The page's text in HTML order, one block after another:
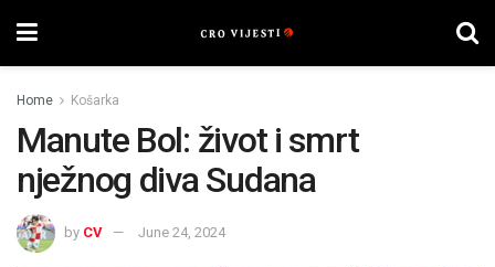
Home Košarka
Manute Bol: život i smrt
nježnog diva Sudana
by CV June 24, 2024